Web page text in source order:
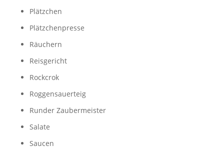
Plätzchen
Plätzchenpresse
Räuchern
Reisgericht
Rockcrok
Roggensauerteig
Runder Zaubermeister
Salate
Saucen